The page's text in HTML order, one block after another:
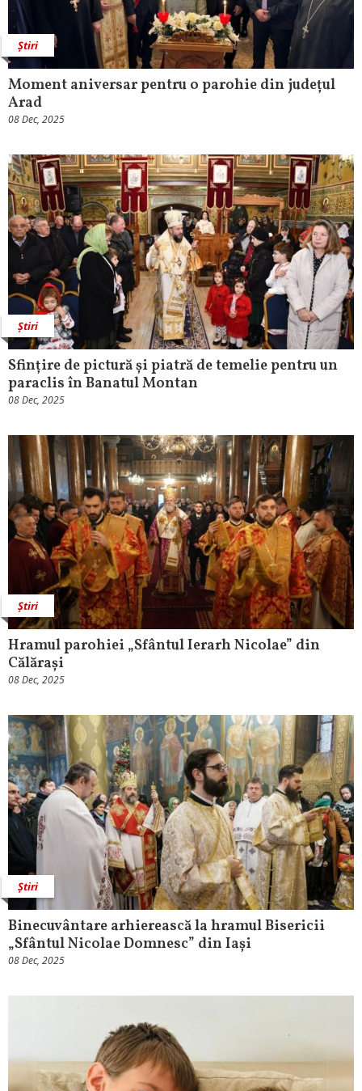
Știri
Moment aniversar pentru o parohie din județul
Arad
08 Dec, 2025
Știri
Sfințire de pictură și piatră de temelie pentru un
paraclis în Banatul Montan
08 Dec, 2025
Știri
Hramul parohiei „Sfântul Ierarh Nicolae” din
Călărași
08 Dec, 2025
Știri
Binecuvântare arhierească la hramul Bisericii
„Sfântul Nicolae Domnesc” din Iași
08 Dec, 2025